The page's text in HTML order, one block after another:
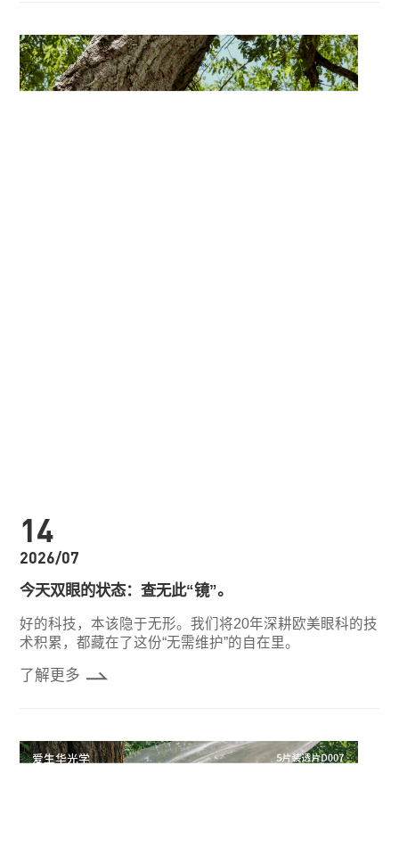
14
2026/07
今天双眼的状态：查无此“镜”。
好的科技，本该隐于无形。我们将20年深耕欧美眼科的技
术积累，都藏在了这份“无需维护”的自在里。
了解更多